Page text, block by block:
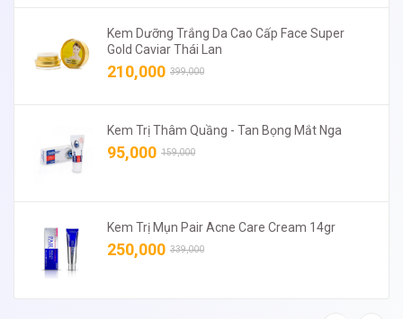
Kem Dưỡng Trắng Da Cao Cấp Face Super
Gold Caviar Thái Lan
210,000 399,000
Kem Trị Thâm Quầng - Tan Bọng Mắt Nga
95,000 159,000
Kem Trị Mụn Pair Acne Care Cream 14gr
250,000 339,000